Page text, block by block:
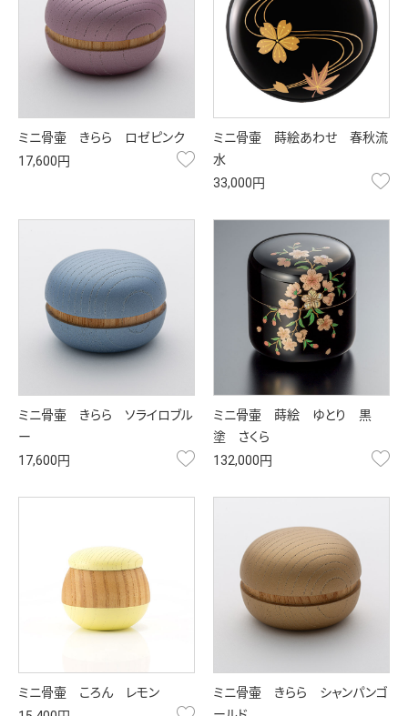
ミニ骨壷 きらら ロゼピンク
17,600円
お気に入り
ミニ骨壷 蒔絵あわせ 春秋流
水
33,000円
ミニ骨壷 きらら ソライロブル
ー
17,600円
お気に入り
ミニ骨壷 蒔絵 ゆとり 黒
塗 さくら
132,000円
ミニ骨壷 ころん レモン
ミニ骨壷 きらら シャンパンゴ